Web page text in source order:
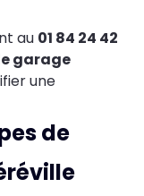
au 01 84 24 42
garage
une
de